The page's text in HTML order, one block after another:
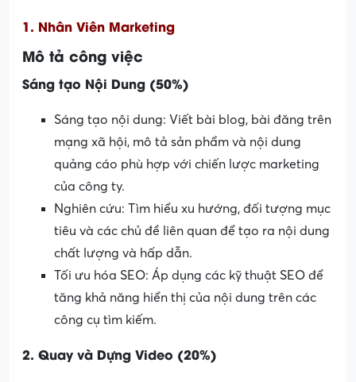
1. Nhân Viên Marketing
Mô tả công việc
Sáng tạo Nội Dung (50%)
Sáng tạo nội dung: Viết bài blog, bài đăng trên
mạng xã hội, mô tả sản phẩm và nội dung
quảng cáo phù hợp với chiến lược marketing
của công ty.
Nghiên cứu: Tìm hiểu xu hướng, đối tượng mục
tiêu và các chủ đề liên quan để tạo ra nội dung
chất lượng và hấp dẫn.
Tối ưu hóa SEO: Áp dụng các kỹ thuật SEO để
tăng khả năng hiển thị của nội dung trên các
công cụ tìm kiếm.
2. Quay và Dựng Video (20%)